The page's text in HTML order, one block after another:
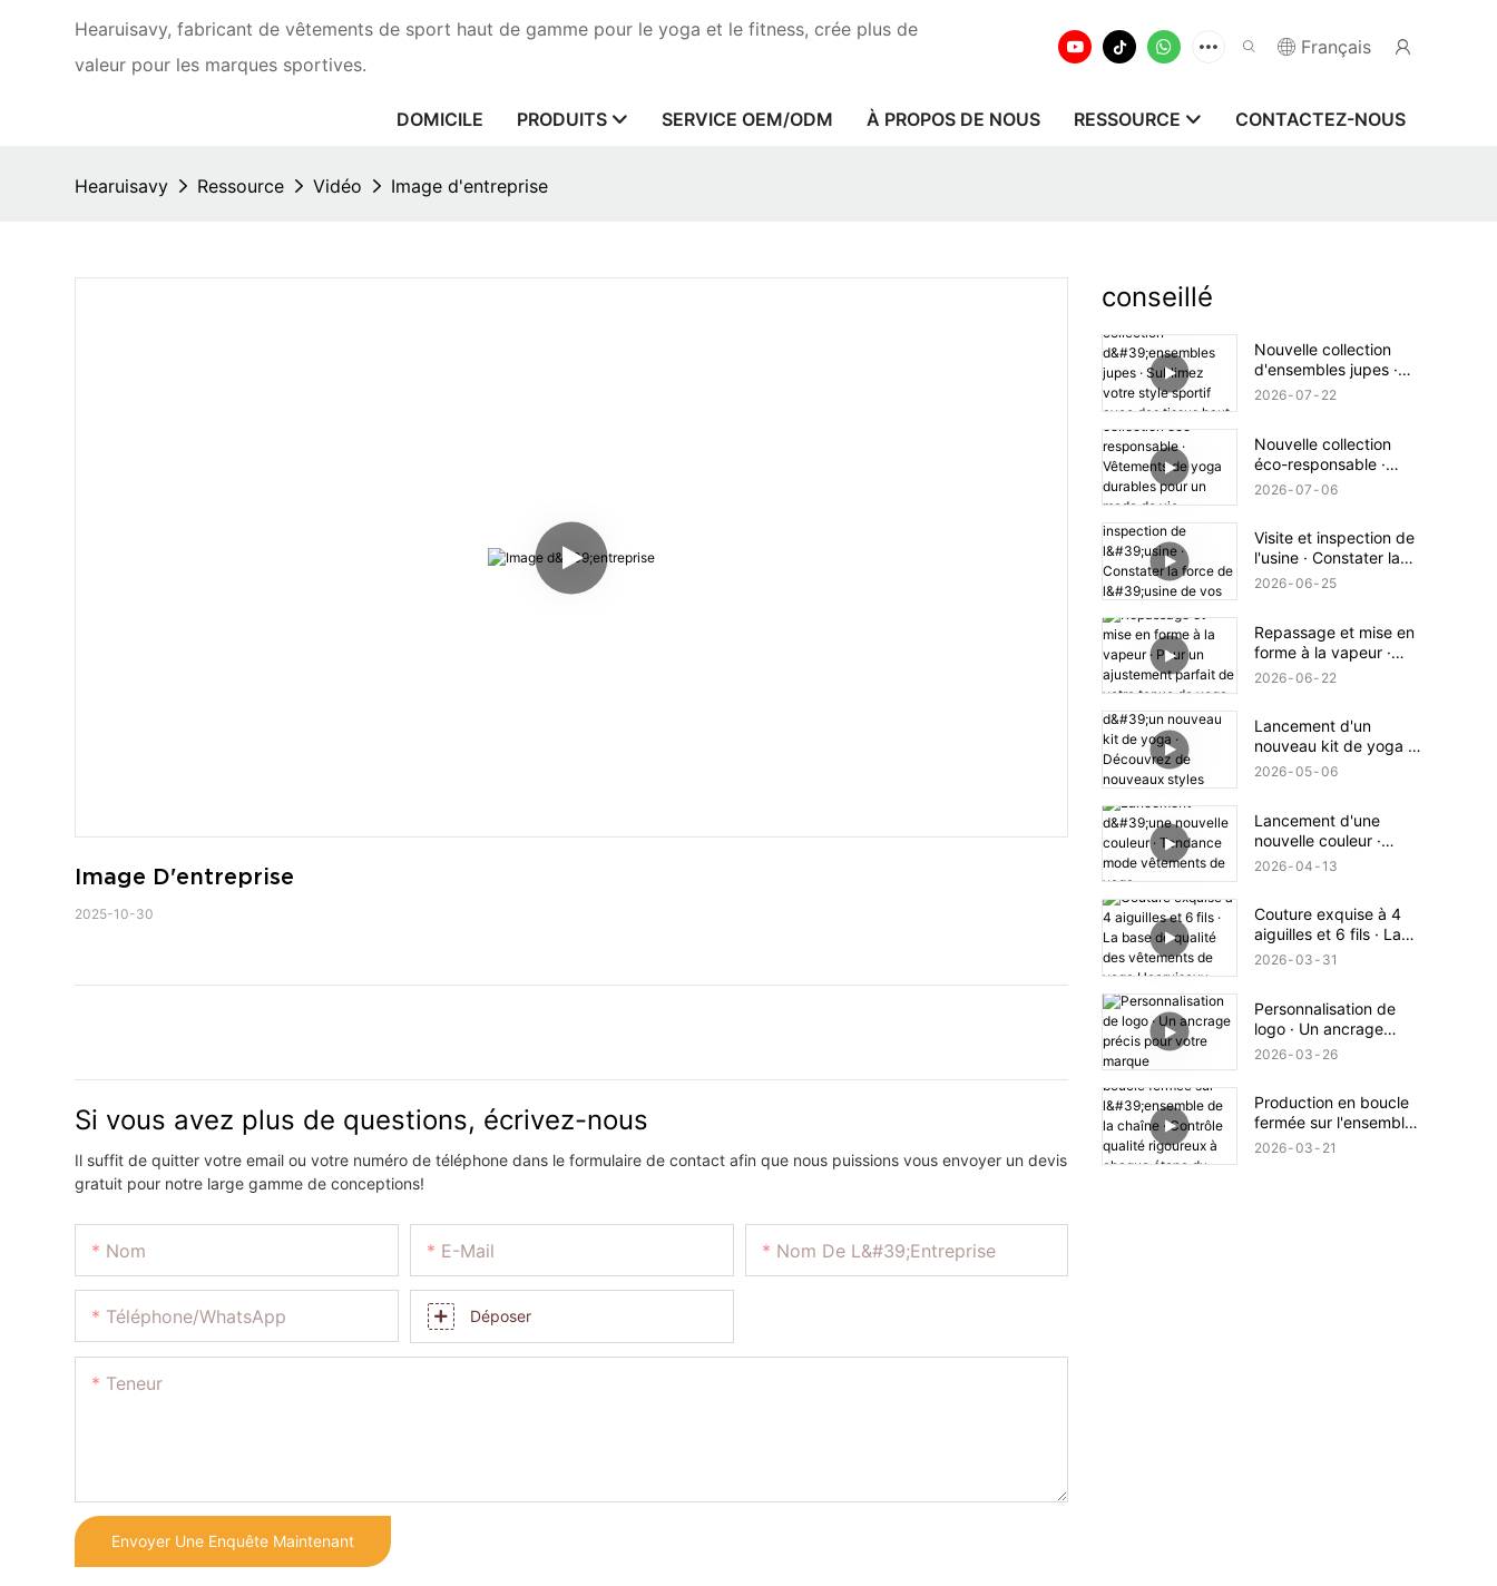
Hearuisavy, fabricant de vêtements de sport haut de gamme pour le yoga et le fitness, crée plus de
valeur pour les marques sportives.
Français
DOMICILE PRODUITS SERVICE OEM/ODM À PROPOS DE NOUS RESSOURCE CONTACTEZ-NOUS
Hearuisavy Ressource Vidéo Image d'entreprise
Image D'entreprise
2025-10-30
Si vous avez plus de questions, écrivez-nous
Il suffit de quitter votre email ou votre numéro de téléphone dans le formulaire de contact afin que nous puissions vous envoyer un devis
gratuit pour notre large gamme de conceptions!
Nom E-Mail Nom De L&#39;entreprise
Téléphone/WhatsApp Déposer
Teneur
Envoyer Une Enquête Maintenant
conseillé
Nouvelle collection
d'ensembles jupes ·
Sublimez votre style
2026 07 22
Nouvelle collection
éco-responsable ·
Vêtements de yoga
écologique
2026 07 06
Visite et inspection de
l'usine · Constater la
force de l'usine de vos
2026 06 25
Repassage et mise en
forme à la vapeur ·
Pour un ajustement
2026 06 22
Lancement d'un
nouveau kit de yoga ·
Découvrez de
2026 05 06
Lancement d'une
nouvelle couleur ·
Tendance mode
2026 04 13
Couture exquise à 4
aiguilles et 6 fils · La
base de qualité des
2026 03 31
Personnalisation de
logo · Un ancrage
précis pour votre
2026 03 26
Production en boucle
fermée sur l'ensemble
de la chaîne · Contrôle
2026 03 21